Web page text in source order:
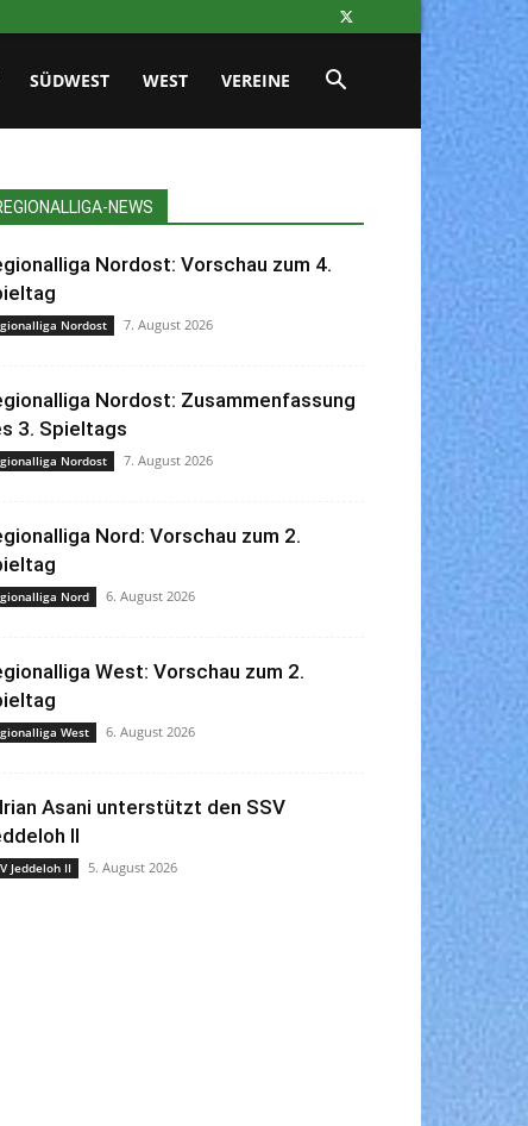
SÜDWEST WEST VEREINE
NEWS
Nordost: Vorschau zum 4.
Nordost 7. August 2026
Nordost: Zusammenfassung
3. Spieltags
Nordost 7. August 2026
Nord: Vorschau zum 2.
Nord 6. August 2026
West: Vorschau zum 2.
West 6. August 2026
Asani unterstützt den SSV
II
Jeddeloh II 5. August 2026